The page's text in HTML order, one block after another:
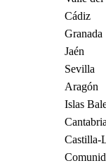
Cádiz
Granada
Jaén
Sevilla
Aragón
Islas
Cantabria
Castilla-